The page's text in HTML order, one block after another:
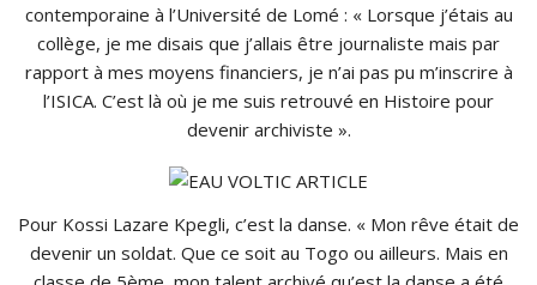
contemporaine à l’Université de Lomé : « Lorsque j’étais au
collège, je me disais que j’allais être journaliste mais par
rapport à mes moyens financiers, je n’ai pas pu m’inscrire à
l’ISICA. C’est là où je me suis retrouvé en Histoire pour
devenir archiviste ».
Pour Kossi Lazare Kpegli, c’est la danse. « Mon rêve était de
devenir un soldat. Que ce soit au Togo ou ailleurs. Mais en